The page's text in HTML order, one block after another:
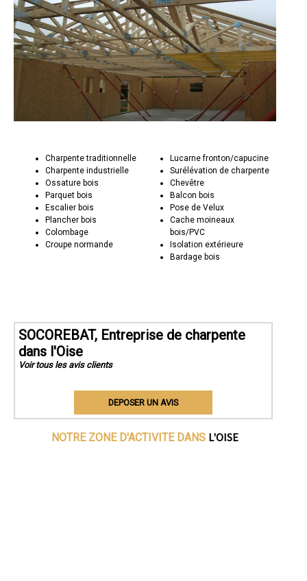
Charpente traditionnelle
Charpente industrielle
Ossature bois
Parquet bois
Escalier bois
Plancher bois
Colombage
Croupe normande
Lucarne fronton/capucine
Surélévation de charpente
Chevêtre
Balcon bois
Pose de Velux
Cache moineaux
bois/PVC
Isolation extérieure
Bardage bois
SOCOREBAT, Entreprise de charpente
dans l'Oise
Voir tous les avis clients
DEPOSER UN AVIS
NOTRE ZONE D'ACTIVITE DANS L'OISE